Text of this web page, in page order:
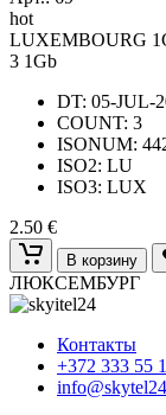
hot
LUXEMBOURG
3 1Gb
DT: 05-JUL-
COUNT: 3
ISONUM:
ISO2: LU
ISO3: LUX
2.50 €
В корзину
ЛЮКСЕМБУРГ
Контакты
+372 333 55